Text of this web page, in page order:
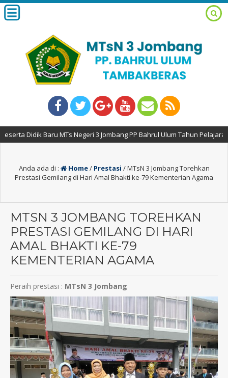
MTs Negeri 3 Jombang PP Bahrul Ulum Tahun Pelajaran 2026-2027
Anda ada di : Home/ Prestasi /MTsN 3 Jombang Torehkan
Prestasi Gemilang di Hari Amal Bhakti ke-79 Kementerian Agama
MTSN 3 JOMBANG TOREHKAN
PRESTASI GEMILANG DI HARI
AMAL BHAKTI KE-79
KEMENTERIAN AGAMA
Peraih prestasi : MTsN 3 Jombang